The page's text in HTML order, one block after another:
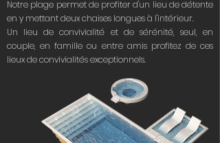
Notre plage permet de profiter d'un lieu de détente
en y mettant deux chaises longues à l'intérieur.
Un lieu de convivialité et de sérénité, seul, en
couple, en famille ou entre amis profitez de ces
lieux de convivialités exceptionnels.